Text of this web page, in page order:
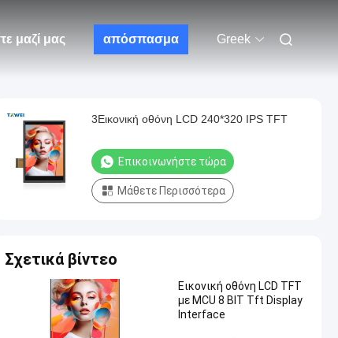
μαζί μας απόσπασμα Greek
3Εικονική οθόνη LCD 240*320 IPS TFT
Επικοινωνήστε τώρα
Μάθετε Περισσότερα
Σχετικά βίντεο
Εικονική οθόνη LCD TFT
με MCU 8 BIT Tft Display
Interface